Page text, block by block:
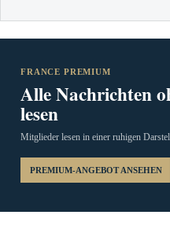
FRANCE PREMIUM
Alle Nachrichten
lesen
Mitglieder lesen in einer ruhigen
PREMIUM-ANGEBOT ANSEHEN